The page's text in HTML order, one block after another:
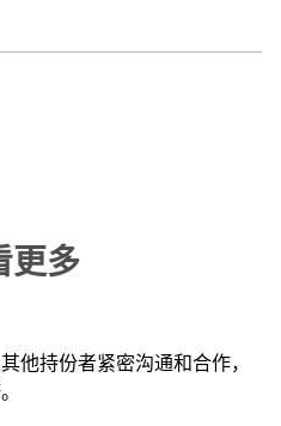
更多
他持份者紧密沟通和合作，